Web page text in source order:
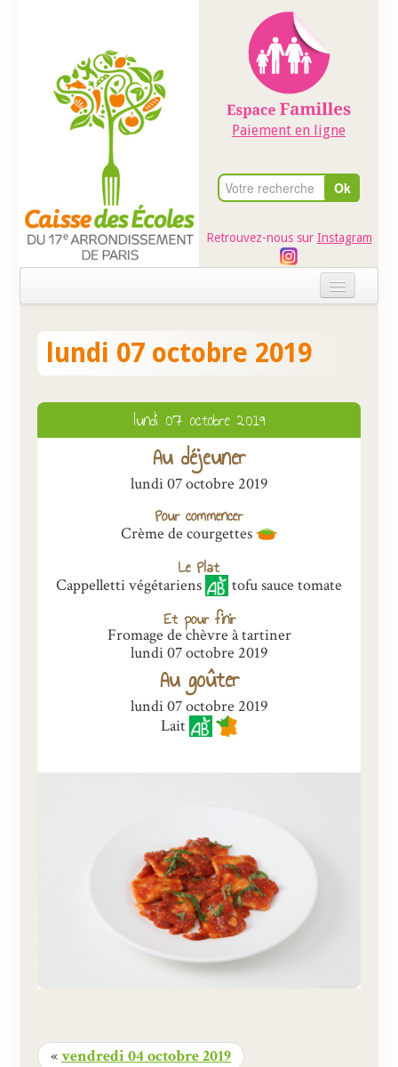
Paiement en ligne
Retrouvez-nous sur Instagram
Evénements
Présentation
Inscriptions et tarifs
Qualité
Menus
Recrutement
Nous contacter
lundi 07 octobre 2019
lundi 07 octobre 2019
Au déjeuner
lundi 07 octobre 2019
Pour commencer
Crème de courgettes
Le Plat
Cappelletti végétariens tofu sauce tomate
Et pour finir
Fromage de chèvre à tartiner
lundi 07 octobre 2019
Au goûter
lundi 07 octobre 2019
Lait
«vendredi 04 octobre 2019